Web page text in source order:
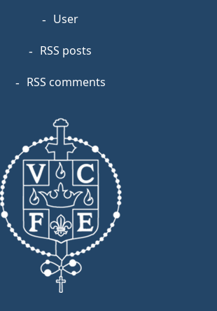
User
RSS posts
RSS comments